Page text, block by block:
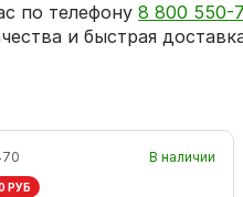
по телефону8 800 550-
и быстрая
В наличии
РУБ